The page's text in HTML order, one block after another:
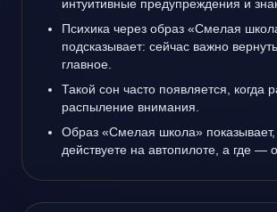
интуитивные предупреждения и
Психика через образ «Смелая
подсказывает: сейчас важно
главное.
Такой сон часто появляется, когда
распыление внимания.
Образ «Смелая школа» показывает,
действуете на автопилоте, а где —